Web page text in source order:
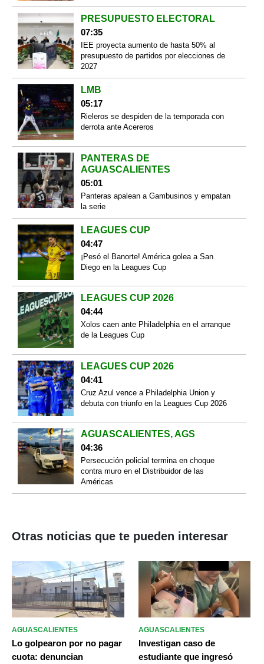
PRESUPUESTO ELECTORAL
07:35
IEE proyecta aumento de hasta 50% al
presupuesto de partidos por elecciones de
2027
LMB
05:17
Rieleros se despiden de la temporada con
derrota ante Acereros
PANTERAS DE
AGUASCALIENTES
05:01
Panteras apalean a Gambusinos y empatan
la serie
LEAGUES CUP
04:47
¡Pesó el Banorte! América golea a San
Diego en la Leagues Cup
LEAGUES CUP 2026
04:44
Xolos caen ante Philadelphia en el arranque
de la Leagues Cup
LEAGUES CUP 2026
04:41
Cruz Azul vence a Philadelphia Union y
debuta con triunfo en la Leagues Cup 2026
AGUASCALIENTES, AGS
04:36
Persecución policial termina en choque
contra muro en el Distribuidor de las
Américas
Otras noticias que te pueden interesar
AGUASCALIENTES
Lo golpearon por no pagar
cuota: denuncian
AGUASCALIENTES
Investigan caso de
estudiante que ingresó